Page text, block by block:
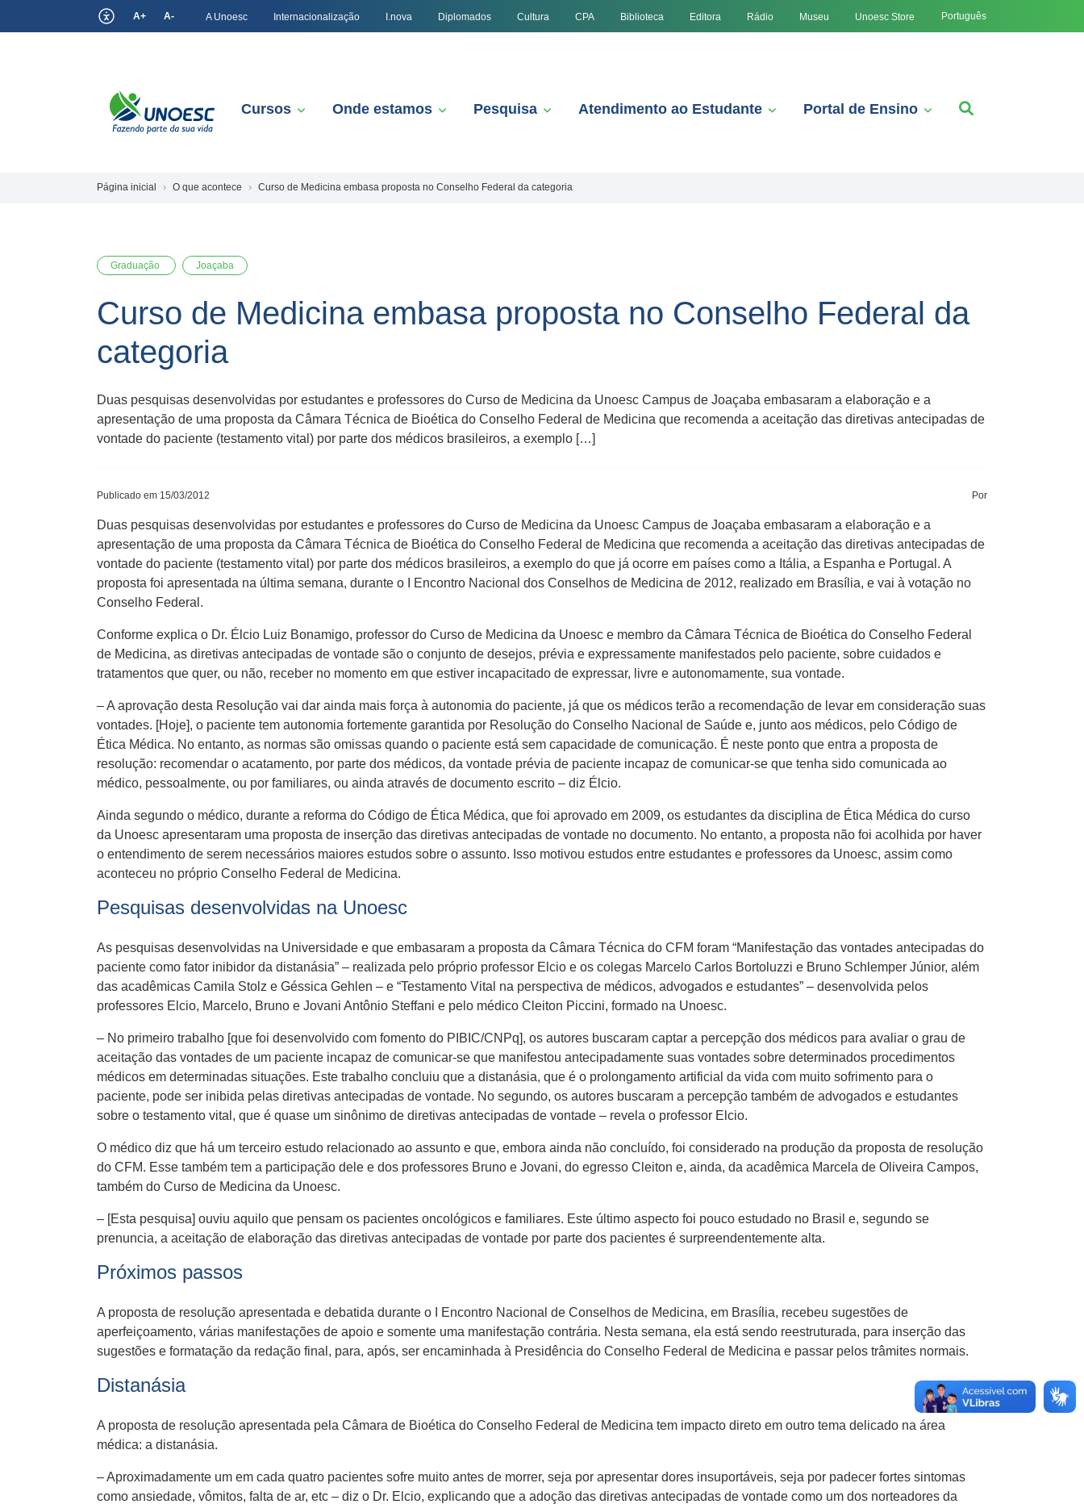
A+ A- A Unoesc Internacionalização I.nova Diplomados Cultura CPA Biblioteca Editora Rádio Museu Unoesc Store Português
Cursos Onde estamos Pesquisa Atendimento ao Estudante Portal de Ensino
Página inicial O que acontece Curso de Medicina embasa proposta no Conselho Federal da categoria
Graduação Joaçaba
Curso de Medicina embasa proposta no Conselho Federal da
categoria
Duas pesquisas desenvolvidas por estudantes e professores do Curso de Medicina da Unoesc Campus de Joaçaba embasaram a elaboração e a
apresentação de uma proposta da Câmara Técnica de Bioética do Conselho Federal de Medicina que recomenda a aceitação das diretivas antecipadas de
vontade do paciente (testamento vital) por parte dos médicos brasileiros, a exemplo […]
Publicado em 15/03/2012 Por
Duas pesquisas desenvolvidas por estudantes e professores do Curso de Medicina da Unoesc Campus de Joaçaba embasaram a elaboração e a
apresentação de uma proposta da Câmara Técnica de Bioética do Conselho Federal de Medicina que recomenda a aceitação das diretivas antecipadas de
vontade do paciente (testamento vital) por parte dos médicos brasileiros, a exemplo do que já ocorre em países como a Itália, a Espanha e Portugal. A
proposta foi apresentada na última semana, durante o I Encontro Nacional dos Conselhos de Medicina de 2012, realizado em Brasília, e vai à votação no
Conselho Federal.
Conforme explica o Dr. Élcio Luiz Bonamigo, professor do Curso de Medicina da Unoesc e membro da Câmara Técnica de Bioética do Conselho Federal
de Medicina, as diretivas antecipadas de vontade são o conjunto de desejos, prévia e expressamente manifestados pelo paciente, sobre cuidados e
tratamentos que quer, ou não, receber no momento em que estiver incapacitado de expressar, livre e autonomamente, sua vontade.
– A aprovação desta Resolução vai dar ainda mais força à autonomia do paciente, já que os médicos terão a recomendação de levar em consideração suas
vontades. [Hoje], o paciente tem autonomia fortemente garantida por Resolução do Conselho Nacional de Saúde e, junto aos médicos, pelo Código de
Ética Médica. No entanto, as normas são omissas quando o paciente está sem capacidade de comunicação. É neste ponto que entra a proposta de
resolução: recomendar o acatamento, por parte dos médicos, da vontade prévia de paciente incapaz de comunicar-se que tenha sido comunicada ao
médico, pessoalmente, ou por familiares, ou ainda através de documento escrito – diz Élcio.
Ainda segundo o médico, durante a reforma do Código de Ética Médica, que foi aprovado em 2009, os estudantes da disciplina de Ética Médica do curso
da Unoesc apresentaram uma proposta de inserção das diretivas antecipadas de vontade no documento. No entanto, a proposta não foi acolhida por haver
o entendimento de serem necessários maiores estudos sobre o assunto. Isso motivou estudos entre estudantes e professores da Unoesc, assim como
aconteceu no próprio Conselho Federal de Medicina.
Pesquisas desenvolvidas na Unoesc
As pesquisas desenvolvidas na Universidade e que embasaram a proposta da Câmara Técnica do CFM foram “Manifestação das vontades antecipadas do
paciente como fator inibidor da distanásia” – realizada pelo próprio professor Elcio e os colegas Marcelo Carlos Bortoluzzi e Bruno Schlemper Júnior, além
das acadêmicas Camila Stolz e Géssica Gehlen – e “Testamento Vital na perspectiva de médicos, advogados e estudantes” – desenvolvida pelos
professores Elcio, Marcelo, Bruno e Jovani Antônio Steffani e pelo médico Cleiton Piccini, formado na Unoesc.
– No primeiro trabalho [que foi desenvolvido com fomento do PIBIC/CNPq], os autores buscaram captar a percepção dos médicos para avaliar o grau de
aceitação das vontades de um paciente incapaz de comunicar-se que manifestou antecipadamente suas vontades sobre determinados procedimentos
médicos em determinadas situações. Este trabalho concluiu que a distanásia, que é o prolongamento artificial da vida com muito sofrimento para o
paciente, pode ser inibida pelas diretivas antecipadas de vontade. No segundo, os autores buscaram a percepção também de advogados e estudantes
sobre o testamento vital, que é quase um sinônimo de diretivas antecipadas de vontade – revela o professor Elcio.
O médico diz que há um terceiro estudo relacionado ao assunto e que, embora ainda não concluído, foi considerado na produção da proposta de resolução
do CFM. Esse também tem a participação dele e dos professores Bruno e Jovani, do egresso Cleiton e, ainda, da acadêmica Marcela de Oliveira Campos,
também do Curso de Medicina da Unoesc.
– [Esta pesquisa] ouviu aquilo que pensam os pacientes oncológicos e familiares. Este último aspecto foi pouco estudado no Brasil e, segundo se
prenuncia, a aceitação de elaboração das diretivas antecipadas de vontade por parte dos pacientes é surpreendentemente alta.
Próximos passos
A proposta de resolução apresentada e debatida durante o I Encontro Nacional de Conselhos de Medicina, em Brasília, recebeu sugestões de
aperfeiçoamento, várias manifestações de apoio e somente uma manifestação contrária. Nesta semana, ela está sendo reestruturada, para inserção das
sugestões e formatação da redação final, para, após, ser encaminhada à Presidência do Conselho Federal de Medicina e passar pelos trâmites normais.
Distanásia
A proposta de resolução apresentada pela Câmara de Bioética do Conselho Federal de Medicina tem impacto direto em outro tema delicado na área
médica: a distanásia.
– Aproximadamente um em cada quatro pacientes sofre muito antes de morrer, seja por apresentar dores insuportáveis, seja por padecer fortes sintomas
como ansiedade, vômitos, falta de ar, etc – diz o Dr. Elcio, explicando que a adoção das diretivas antecipadas de vontade como um dos norteadores da